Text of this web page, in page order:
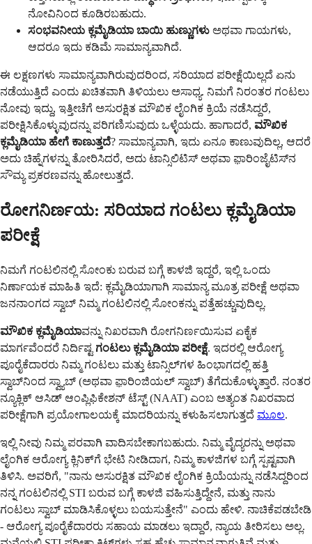
ನೋವಿನಿಂದ ಕೂಡಿರಬಹುದು.
ಸಂಭವನೀಯ ಕ್ಲಮೈಡಿಯಾ ಬಾಯಿ ಹುಣ್ಣುಗಳು ಅಥವಾ ಗಾಯಗಳು,
ಆದರೂ ಇದು ಕಡಿಮೆ ಸಾಮಾನ್ಯವಾಗಿದೆ.
ಈ ಲಕ್ಷಣಗಳು ಸಾಮಾನ್ಯವಾಗಿರುವುದರಿಂದ, ಸರಿಯಾದ ಪರೀಕ್ಷೆಯಿಲ್ಲದೆ ಏನು
ನಡೆಯುತ್ತಿದೆ ಎಂದು ಖಚಿತವಾಗಿ ತಿಳಿಯಲು ಅಸಾಧ್ಯ. ನಿಮಗೆ ನಿರಂತರ ಗಂಟಲು
ನೋವು ಇದ್ದು, ಇತ್ತೀಚೆಗೆ ಅಸುರಕ್ಷಿತ ಮೌಖಿಕ ಲೈಂಗಿಕ ಕ್ರಿಯೆ ನಡೆಸಿದ್ದರೆ,
ಪರೀಕ್ಷಿಸಿಕೊಳ್ಳುವುದನ್ನು ಪರಿಗಣಿಸುವುದು ಒಳ್ಳೆಯದು. ಹಾಗಾದರೆ, ಮೌಖಿಕ
ಕ್ಲಮೈಡಿಯಾ ಹೇಗೆ ಕಾಣುತ್ತದೆ? ಸಾಮಾನ್ಯವಾಗಿ, ಇದು ಏನೂ ಕಾಣುವುದಿಲ್ಲ, ಆದರೆ
ಅದು ಚಿಹ್ನೆಗಳನ್ನು ತೋರಿಸಿದರೆ, ಅದು ಟಾನ್ಸಿಲಿಟಿಸ್ ಅಥವಾ ಫ಼ಾರಿಂಜೈಟಿಸ್‌ನ
ಸೌಮ್ಯ ಪ್ರಕರಣವನ್ನು ಹೋಲುತ್ತದೆ.
ರೋಗನಿರ್ಣಯ: ಸರಿಯಾದ ಗಂಟಲು ಕ್ಲಮೈಡಿಯಾ
ಪರೀಕ್ಷೆ
ನಿಮಗೆ ಗಂಟಲಿನಲ್ಲಿ ಸೋಂಕು ಬರುವ ಬಗ್ಗೆ ಕಾಳಜಿ ಇದ್ದರೆ, ಇಲ್ಲಿ ಒಂದು
ನಿರ್ಣಾಯಕ ಮಾಹಿತಿ ಇದೆ: ಕ್ಲಮೈಡಿಯಾಗಾಗಿ ಸಾಮಾನ್ಯ ಮೂತ್ರ ಪರೀಕ್ಷೆ ಅಥವಾ
ಜನನಾಂಗದ ಸ್ವಾಬ್ ನಿಮ್ಮ ಗಂಟಲಿನಲ್ಲಿ ಸೋಂಕನ್ನು ಪತ್ತೆಹಚ್ಚುವುದಿಲ್ಲ.
ಮೌಖಿಕ ಕ್ಲಮೈಡಿಯಾವನ್ನು ನಿಖರವಾಗಿ ರೋಗನಿರ್ಣಯಿಸುವ ಏಕೈಕ
ಮಾರ್ಗವೆಂದರೆ ನಿರ್ದಿಷ್ಟ ಗಂಟಲು ಕ್ಲಮೈಡಿಯಾ ಪರೀಕ್ಷೆ. ಇದರಲ್ಲಿ ಆರೋಗ್ಯ
ಪೂರೈಕೆದಾರರು ನಿಮ್ಮ ಗಂಟಲು ಮತ್ತು ಟಾನ್ಸಿಲ್‌ಗಳ ಹಿಂಭಾಗದಲ್ಲಿ ಹತ್ತಿ
ಸ್ವಾಬ್‌ನಿಂದ ಸ್ವ್ಯಾಬ್ (ಅಥವಾ ಫ಼ಾರಿಂಜಿಯಲ್ ಸ್ವಾಬ್) ತೆಗೆದುಕೊಳ್ಳುತ್ತಾರೆ. ನಂತರ
ನ್ಯೂಕ್ಲಿಕ್ ಆಸಿಡ್ ಆಂಪ್ಲಿಫಿಕೇಶನ್ ಟೆಸ್ಟ್ (NAAT) ಎಂಬ ಅತ್ಯಂತ ನಿಖರವಾದ
ಪರೀಕ್ಷೆಗಾಗಿ ಪ್ರಯೋಗಾಲಯಕ್ಕೆ ಮಾದರಿಯನ್ನು ಕಳುಹಿಸಲಾಗುತ್ತದೆ ಮೂಲ.
ಇಲ್ಲಿ ನೀವು ನಿಮ್ಮ ಪರವಾಗಿ ವಾದಿಸಬೇಕಾಗಬಹುದು. ನಿಮ್ಮ ವೈದ್ಯರನ್ನು ಅಥವಾ
ಲೈಂಗಿಕ ಆರೋಗ್ಯ ಕ್ಲಿನಿಕ್‌ಗೆ ಭೇಟಿ ನೀಡಿದಾಗ, ನಿಮ್ಮ ಕಾಳಜಿಗಳ ಬಗ್ಗೆ ಸ್ಪಷ್ಟವಾಗಿ
ತಿಳಿಸಿ. ಅವರಿಗೆ, "ನಾನು ಅಸುರಕ್ಷಿತ ಮೌಖಿಕ ಲೈಂಗಿಕ ಕ್ರಿಯೆಯನ್ನು ನಡೆಸಿದ್ದರಿಂದ
ನನ್ನ ಗಂಟಲಿನಲ್ಲಿ STI ಬರುವ ಬಗ್ಗೆ ಕಾಳಜಿ ವಹಿಸುತ್ತಿದ್ದೇನೆ, ಮತ್ತು ನಾನು
ಗಂಟಲು ಸ್ವಾಬ್ ಮಾಡಿಸಿಕೊಳ್ಳಲು ಬಯಸುತ್ತೇನೆ" ಎಂದು ಹೇಳಿ. ನಾಚಿಕೆಪಡಬೇಡಿ
- ಆರೋಗ್ಯ ಪೂರೈಕೆದಾರರು ಸಹಾಯ ಮಾಡಲು ಇದ್ದಾರೆ, ನ್ಯಾಯ ತೀರಿಸಲು ಅಲ್ಲ.